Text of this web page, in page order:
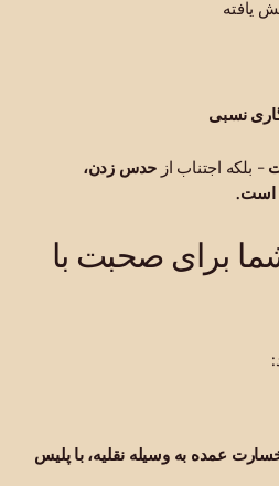
یافته
نسبی
- بلکه اجتناب از حدس زدن،
است.
برای صحبت با
عمده به وسیله نقلیه، با پلیس